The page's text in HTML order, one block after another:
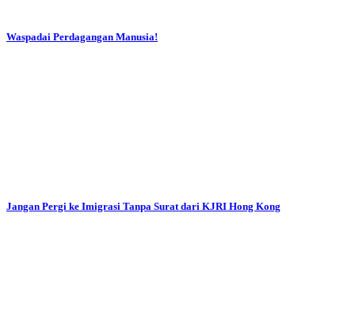
Waspadai Perdagangan Manusia!
Jangan Pergi ke Imigrasi Tanpa Surat dari KJRI Hong Kong